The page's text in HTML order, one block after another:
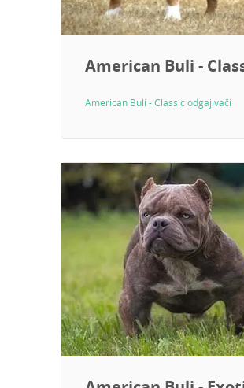
American Buli -
American Buli - Classic odgajivači